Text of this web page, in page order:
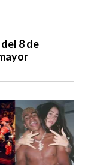
8 de